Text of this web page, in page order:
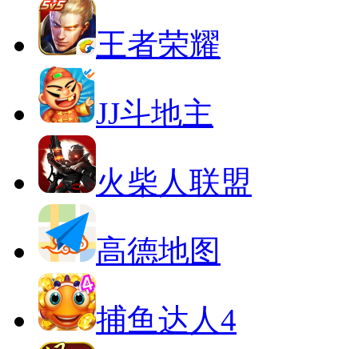
王者荣耀
JJ斗地主
火柴人联盟
高德地图
捕鱼达人4